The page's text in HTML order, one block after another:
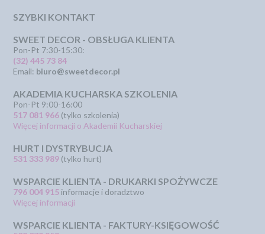
SZYBKI KONTAKT
SWEET DECOR - OBSŁUGA KLIENTA
Pon-Pt 7:30-15:30:
(32) 445 73 84
Email: biuro@sweetdecor.pl
AKADEMIA KUCHARSKA SZKOLENIA
Pon-Pt 9:00-16:00
517 081 966 (tylko szkolenia)
Więcej informacji o Akademii Kucharskiej
HURT I DYSTRYBUCJA
531 333 989 (tylko hurt)
WSPARCIE KLIENTA - DRUKARKI SPOŻYWCZE
796 004 915 informacje i doradztwo
Więcej informacji
WSPARCIE KLIENTA - FAKTURY-KSIĘGOWOŚĆ